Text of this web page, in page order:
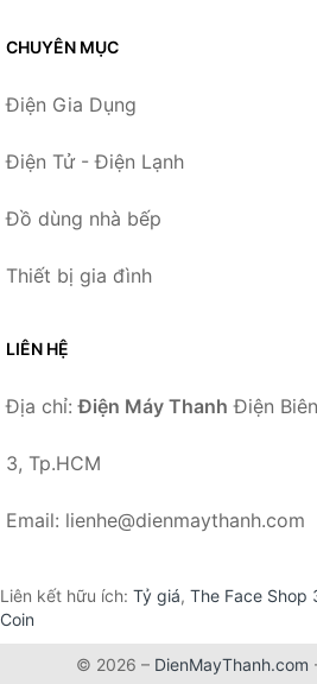
CHUYÊN MỤC
Điện Gia Dụng
Điện Tử - Điện Lạnh
Đồ dùng nhà bếp
Thiết bị gia đình
LIÊN HỆ
Địa chỉ:Điện Máy Thanh Điện
3, Tp.HCM
Email: lienhe@dienmaythanh.com
Liên kết hữu ích: Tỷ giá, The Face Shop
Coin
© 2026 – DienMayThanh.com